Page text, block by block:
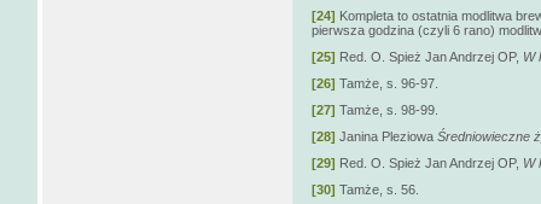
[24] Kompleta to ostatnia modlitwa
pierwsza godzina (czyli 6 rano)
[25] Red. O. Spież Jan Andrzej OP, W
[26] Tamże, s. 96-97.
[27] Tamże, s. 98-99.
[28] Janina Pleziowa Średniowieczne
[29] Red. O. Spież Jan Andrzej OP, W
[30] Tamże, s. 56.